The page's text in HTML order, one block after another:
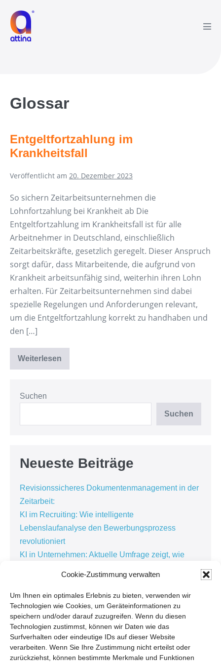
Cookie-Zustimmung verwalten
Um Ihnen ein optimales Erlebnis zu bieten, verwenden wir
Technologien wie Cookies, um Geräteinformationen zu
speichern und/oder darauf zuzugreifen. Wenn du diesen
Technologien zustimmst, können wir Daten wie das
Surfverhalten oder eindeutige IDs auf dieser Website
verarbeiten. Wenn Sie Ihre Zustimmung nicht erteilst oder
zurückziehst, können bestimmte Merkmale und Funktionen
Inhalt
springen
Glossar
Entgeltfortzahlung im
Krankheitsfall
Veröffentlicht am 20. Dezember 2023
So sichern Zeitarbeitsunternehmen die
Lohnfortzahlung bei Krankheit ab Die
Entgeltfortzahlung im Krankheitsfall ist für alle
Arbeitnehmer in Deutschland, einschließlich
Zeitarbeitskräfte, gesetzlich geregelt. Dieser Anspruch
sorgt dafür, dass Mitarbeitende, die aufgrund von
Krankheit arbeitsunfähig sind, weiterhin ihren Lohn
erhalten. Für Zeitarbeitsunternehmen sind dabei
spezielle Regelungen und Anforderungen relevant,
um die Entgeltfortzahlung korrekt zu handhaben und
den […]
WeiterlesenEntgeltfortzahlung
im
Suchen
Suchen
Neueste Beiträge
Revisionssicheres Dokumentenmanagement in der
Zeitarbeit:
KI im Recruiting: Wie intelligente
Lebenslaufanalyse den Bewerbungsprozess
revolutioniert
KI in Unternehmen: Aktuelle Umfrage zeigt, wie
Kundenorientierte Softwareentwicklung in der
Personaldienstleistung: Warum die besten
Lösungen im Alltag entstehen
Kundenbindung in der Personaldienstleistung:
Warum Zuhören der Schlüssel zur erfolgreichen
Digitalisierung ist